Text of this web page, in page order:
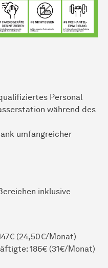
Personal
während des
umfangreicher
inklusive
(24,50€/Monat)
186€ (31€/Monat)